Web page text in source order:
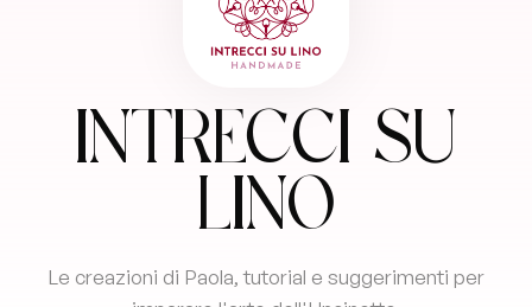
Intrecci su
Lino
Le creazioni di Paola, tutorial e suggerimenti per